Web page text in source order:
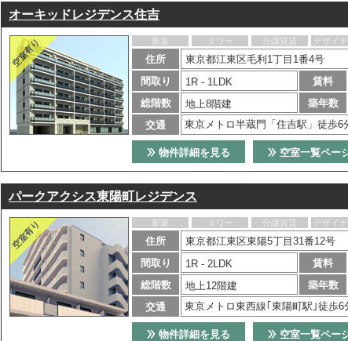
オーキッドレジデンス住吉
新築 タワー 分譲賃貸 デザイ
住所
東京都江東区毛利1丁目1番4号
間取り
1R - 1LDK 賃料
総階数
地上8階建 築年数
交通
東京メトロ半蔵門「住吉駅」徒歩6
空室一覧ペー
物件詳細を見る
パークアクシス東陽町レジデンス
新築 タワー 分譲賃貸 デザイ
住所
東京都江東区東陽5丁目31番12号
間取り
1R - 2LDK 賃料
総階数
地上12階建 築年数
交通
東京メトロ東西線｢東陽町駅｣徒歩6
空室一覧ペー
物件詳細を見る